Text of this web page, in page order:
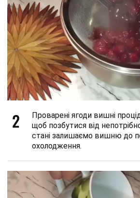
2
Проварені ягоди вишні
щоб позбутися від
стані залишаємо вишню до
охолодження.